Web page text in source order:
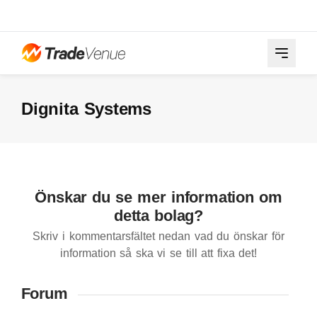
Dignita Systems
Önskar du se mer information om
detta bolag?
Skriv i kommentarsfältet nedan vad du önskar för
information så ska vi se till att fixa det!
Forum